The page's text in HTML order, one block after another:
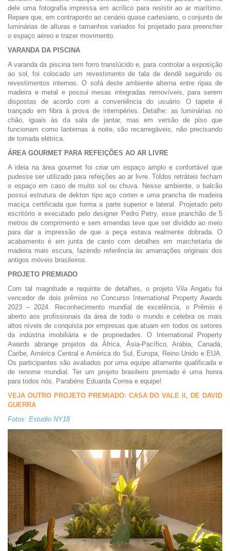
dele uma fotografia impressa em acrílico para resistir ao ar marítimo.
Repare que, em contraponto ao cenário quase cartesiano, o conjunto de
luminárias de alturas e tamanhos variados foi projetado para preencher
o espaço aéreo e trazer movimento.
VARANDA DA PISCINA
A varanda da piscina tem forro translúcido e, para controlar a exposição
ao sol, foi colocado um revestimento de tala de dendê seguindo os
revestimentos internos. O sofá deste ambiente alterna entre ripas de
madeira e metal e possui mesas integradas removíveis, para serem
dispostas de acordo com a conveniência do usuário. O tapete é
trançado em fibra à prova de intempéries. Detalhe: as luminárias no
chão, iguais às da sala de jantar, mas em versão de piso que
funcionam como lanternas à noite, são recarregáveis, não precisando
de tomada elétrica.
ÁREA GOURMET PARA REFEIÇÕES AO AR LIVRE
A ideia na área gourmet foi criar um espaço amplo e confortável que
pudesse ser utilizado para refeições ao ar livre. Toldos retráteis fecham
o espaço em caso de muito sol ou chuva. Nesse ambiente, o balcão
possui estrutura de dekton tipo aço corten e uma prancha de madeira
maciça certificada que forma a parte superior e lateral. Projetado pelo
escritório e executado pelo designer Pedro Petry, esse pranchão de 5
metros de comprimento e sem emendas teve que ser dividido ao meio
para dar a impressão de que a peça estava realmente dobrada. O
acabamento é em junta de canto com detalhes em marchetaria de
madeira mais escura, fazendo referência às amarrações originais dos
antigos móveis brasileiros.
PROJETO PREMIADO
Com tal magnitude e requinte de detalhes, o projeto Vila Angatu foi
vencedor de dois prêmios no Concurso International Property Awards
2023 – 2024. Reconhecimento mundial de excelência, o Prêmio é
aberto aos profissionais da área de todo o mundo e celebra os mais
altos níveis de conquista por empresas que atuam em todos os setores
da indústria imobiliária e de propriedades. O International Property
Awards abrange projetos da África, Ásia-Pacífico, Arábia, Canadá,
Caribe, América Central e América do Sul, Europa, Reino Unido e EUA.
Os participantes são avaliados por uma equipe altamente qualificada e
de renome mundial. Ter um projeto brasileiro premiado é uma honra
para todos nós. Parabéns Eduarda Correa e equipe!
VEJA OUTRO PROJETO PREMIADO: CASA DO VALE ll, DE DAVID
GUERRA
Fotos: Estudio NY18